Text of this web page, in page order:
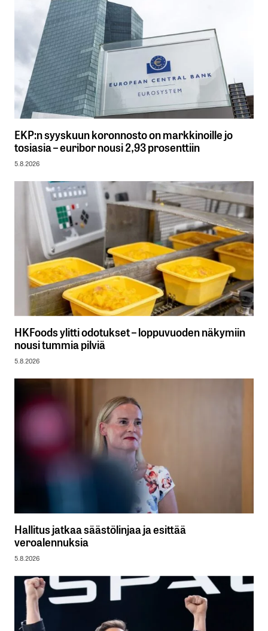
EKP:n syyskuun koronnosto on markkinoille jo
tosiasia – euribor nousi 2,93 prosenttiin
5.8.2026
HKFoods ylitti odotukset – loppuvuoden näkymiin
nousi tummia pilviä
5.8.2026
Hallitus jatkaa säästölinjaa ja esittää
veroalennuksia
5.8.2026